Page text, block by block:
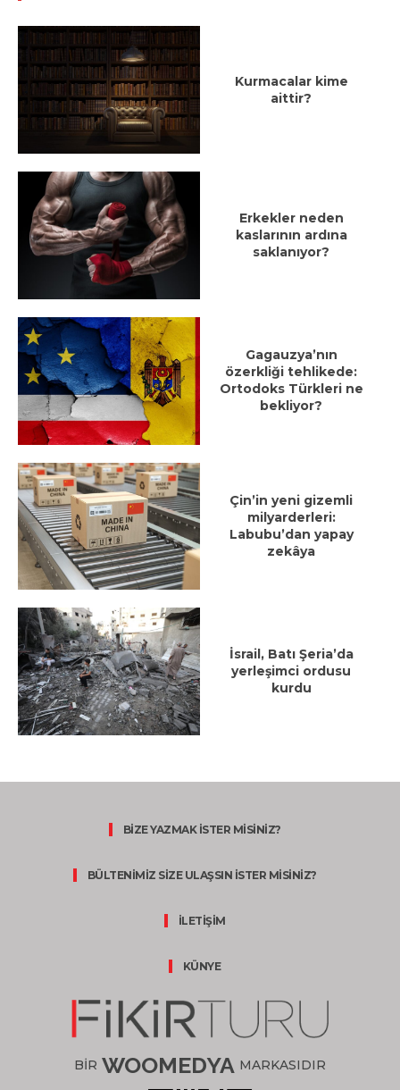
Kurmacalar kime
aittir?
Erkekler neden
kaslarının ardına
saklanıyor?
Gagauzya’nın
özerkliği tehlikede:
Ortodoks Türkleri ne
bekliyor?
Çin’in yeni gizemli
milyarderleri:
Labubu’dan yapay
zekâya
İsrail, Batı Şeria’da
yerleşimci ordusu
kurdu
BİZE YAZMAK İSTER MİSİNİZ?
BÜLTENİMİZ SİZE ULAŞSIN İSTER MİSİNİZ?
İLETİŞİM
KÜNYE
BİR WOOMEDYA MARKASIDIR